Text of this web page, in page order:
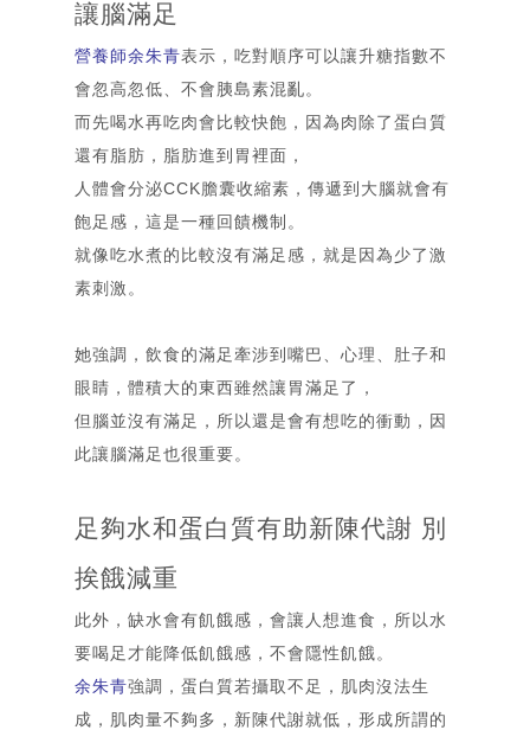
相簿
Gallery
簡歷
合作洽談
Contact
讓腦滿足
營養師余朱青表示，吃對順序可以讓升糖指數不
會忽高忽低、不會胰島素混亂。
而先喝水再吃肉會比較快飽，因為肉除了蛋白質
還有脂肪，脂肪進到胃裡面，
人體會分泌CCK膽囊收縮素，傳遞到大腦就會有
飽足感，這是一種回饋機制。
就像吃水煮的比較沒有滿足感，就是因為少了激
素刺激。
她強調，飲食的滿足牽涉到嘴巴、心理、肚子和
眼睛，體積大的東西雖然讓胃滿足了，
但腦並沒有滿足，所以還是會有想吃的衝動，因
此讓腦滿足也很重要。
足夠水和蛋白質有助新陳代謝 別
挨餓減重
此外，缺水會有飢餓感，會讓人想進食，所以水
要喝足才能降低飢餓感，不會隱性飢餓。
余朱青強調，蛋白質若攝取不足，肌肉沒法生
成，肌肉量不夠多，新陳代謝就低，形成所謂的